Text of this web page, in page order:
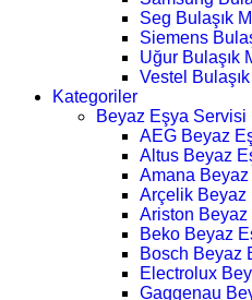
Seg Bulaşık
Siemens
Uğur Bulaşık
Vestel
Kategoriler
Beyaz Eşya Servisi
AEG Beyaz
Altus Beyaz
Amana
Arçelik Beyaz
Ariston
Beko Beyaz
Bosch Beyaz
Electrolux
Gaggenau